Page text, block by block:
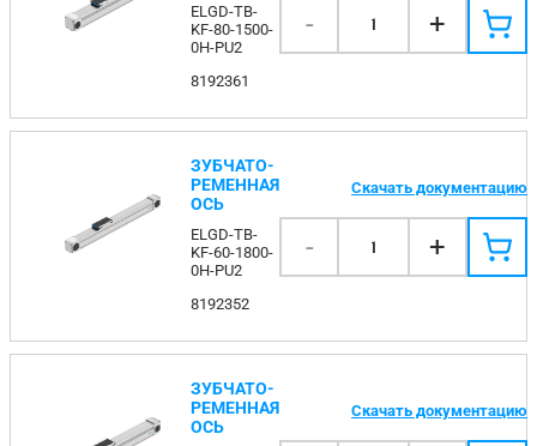
ELGD-TB-
KF-80-1500-
0H-PU2
8192361
- 1 +
ЗУБЧАТО-
РЕМЕННАЯ
ОСЬ
ELGD-TB-
KF-60-1800-
0H-PU2
8192352
Скачать документацию
- 1 +
ЗУБЧАТО-
РЕМЕННАЯ
ОСЬ
Скачать документацию